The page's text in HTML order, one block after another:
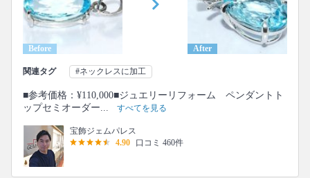
Before After
関連タグ #ネックレスに加工
■参考価格：¥110,000■ジュエリーリフォーム ペンダントト
ップセミオーダー...
すべてを見る
宝飾ジェムパレス
4.90
口コミ 460件